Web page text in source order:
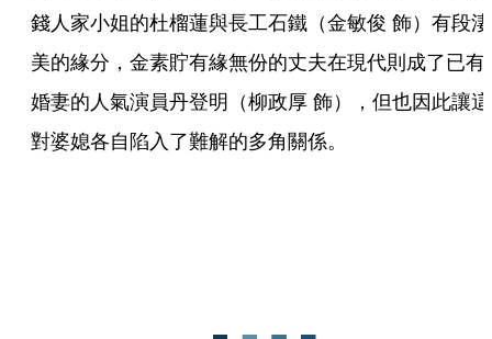
錢人家小姐的杜榴蓮與長工石鐵（金敏俊 飾）有段淒
美的緣分，金素貯有緣無份的丈夫在現代則成了已有
婚妻的人氣演員丹登明（柳政厚 飾），但也因此讓這
對婆媳各自陷入了難解的多角關係。